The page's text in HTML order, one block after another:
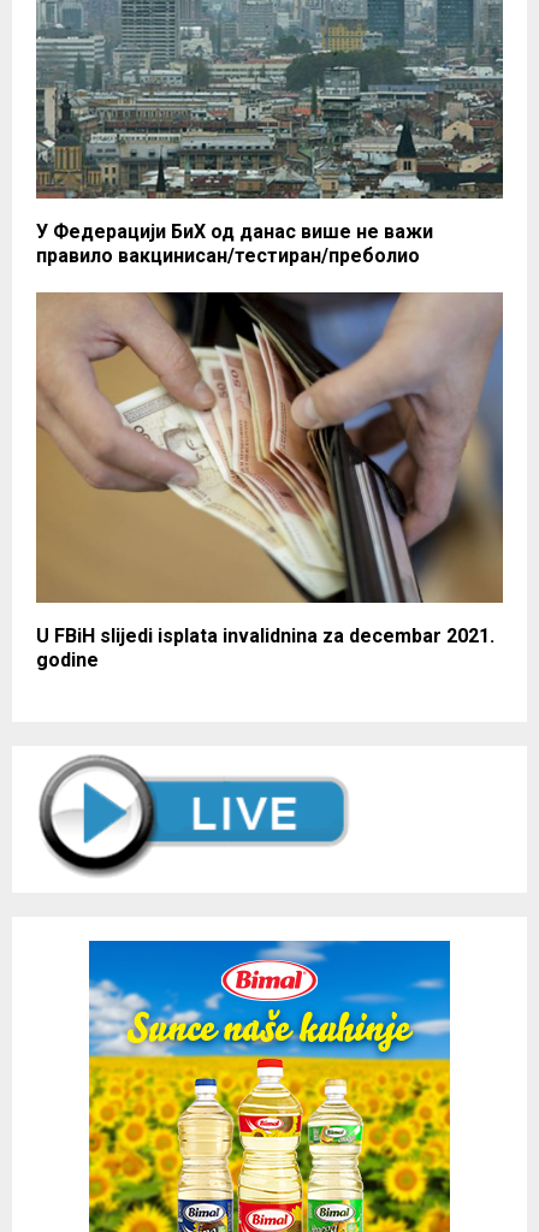
У Федерацији БиХ од данас више не важи
правило вакцинисан/тестиран/преболио
U FBiH slijedi isplata invalidnina za decembar 2021.
godine